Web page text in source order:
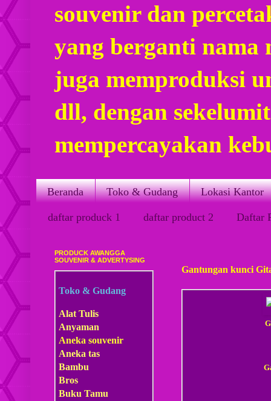
souvenir dan
yang berganti nama
juga memproduksi
dll, dengan
mempercayakan
Beranda Toko & Gudang Lokasi Kantor
daftar produck 1 daftar product 2 Daftar
Gantungan kunci
PRODUCK AWANGGA
SOUVENIR & ADVERTYSING
Toko & Gudang
Alat Tulis
Anyaman
Aneka souvenir
Aneka tas
Bambu
Bros
Buku Tamu